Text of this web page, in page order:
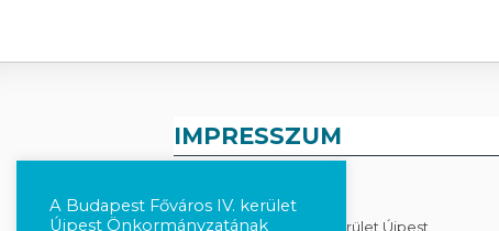
IMPRESSZUM
KIADÓ
Budapest Főváros IV. Kerület Újpest
A Budapest Főváros IV. kerület
Újpest Önkormányzatának